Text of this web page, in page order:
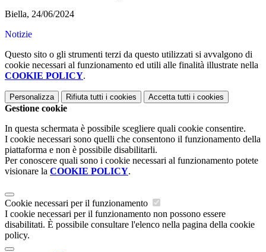
Biella, 24/06/2024
Notizie
Questo sito o gli strumenti terzi da questo utilizzati si avvalgono di
cookie necessari al funzionamento ed utili alle finalità illustrate nella
COOKIE POLICY.
Personalizza Rifiuta tutti i cookies Accetta tutti i cookies
Gestione cookie
In questa schermata è possibile scegliere quali cookie consentire.
I cookie necessari sono quelli che consentono il funzionamento della
piattaforma e non è possibile disabilitarli.
Per conoscere quali sono i cookie necessari al funzionamento potete
visionare la COOKIE POLICY.
Cookie necessari per il funzionamento
I cookie necessari per il funzionamento non possono essere
disabilitati. È possibile consultare l'elenco nella pagina della cookie
policy.